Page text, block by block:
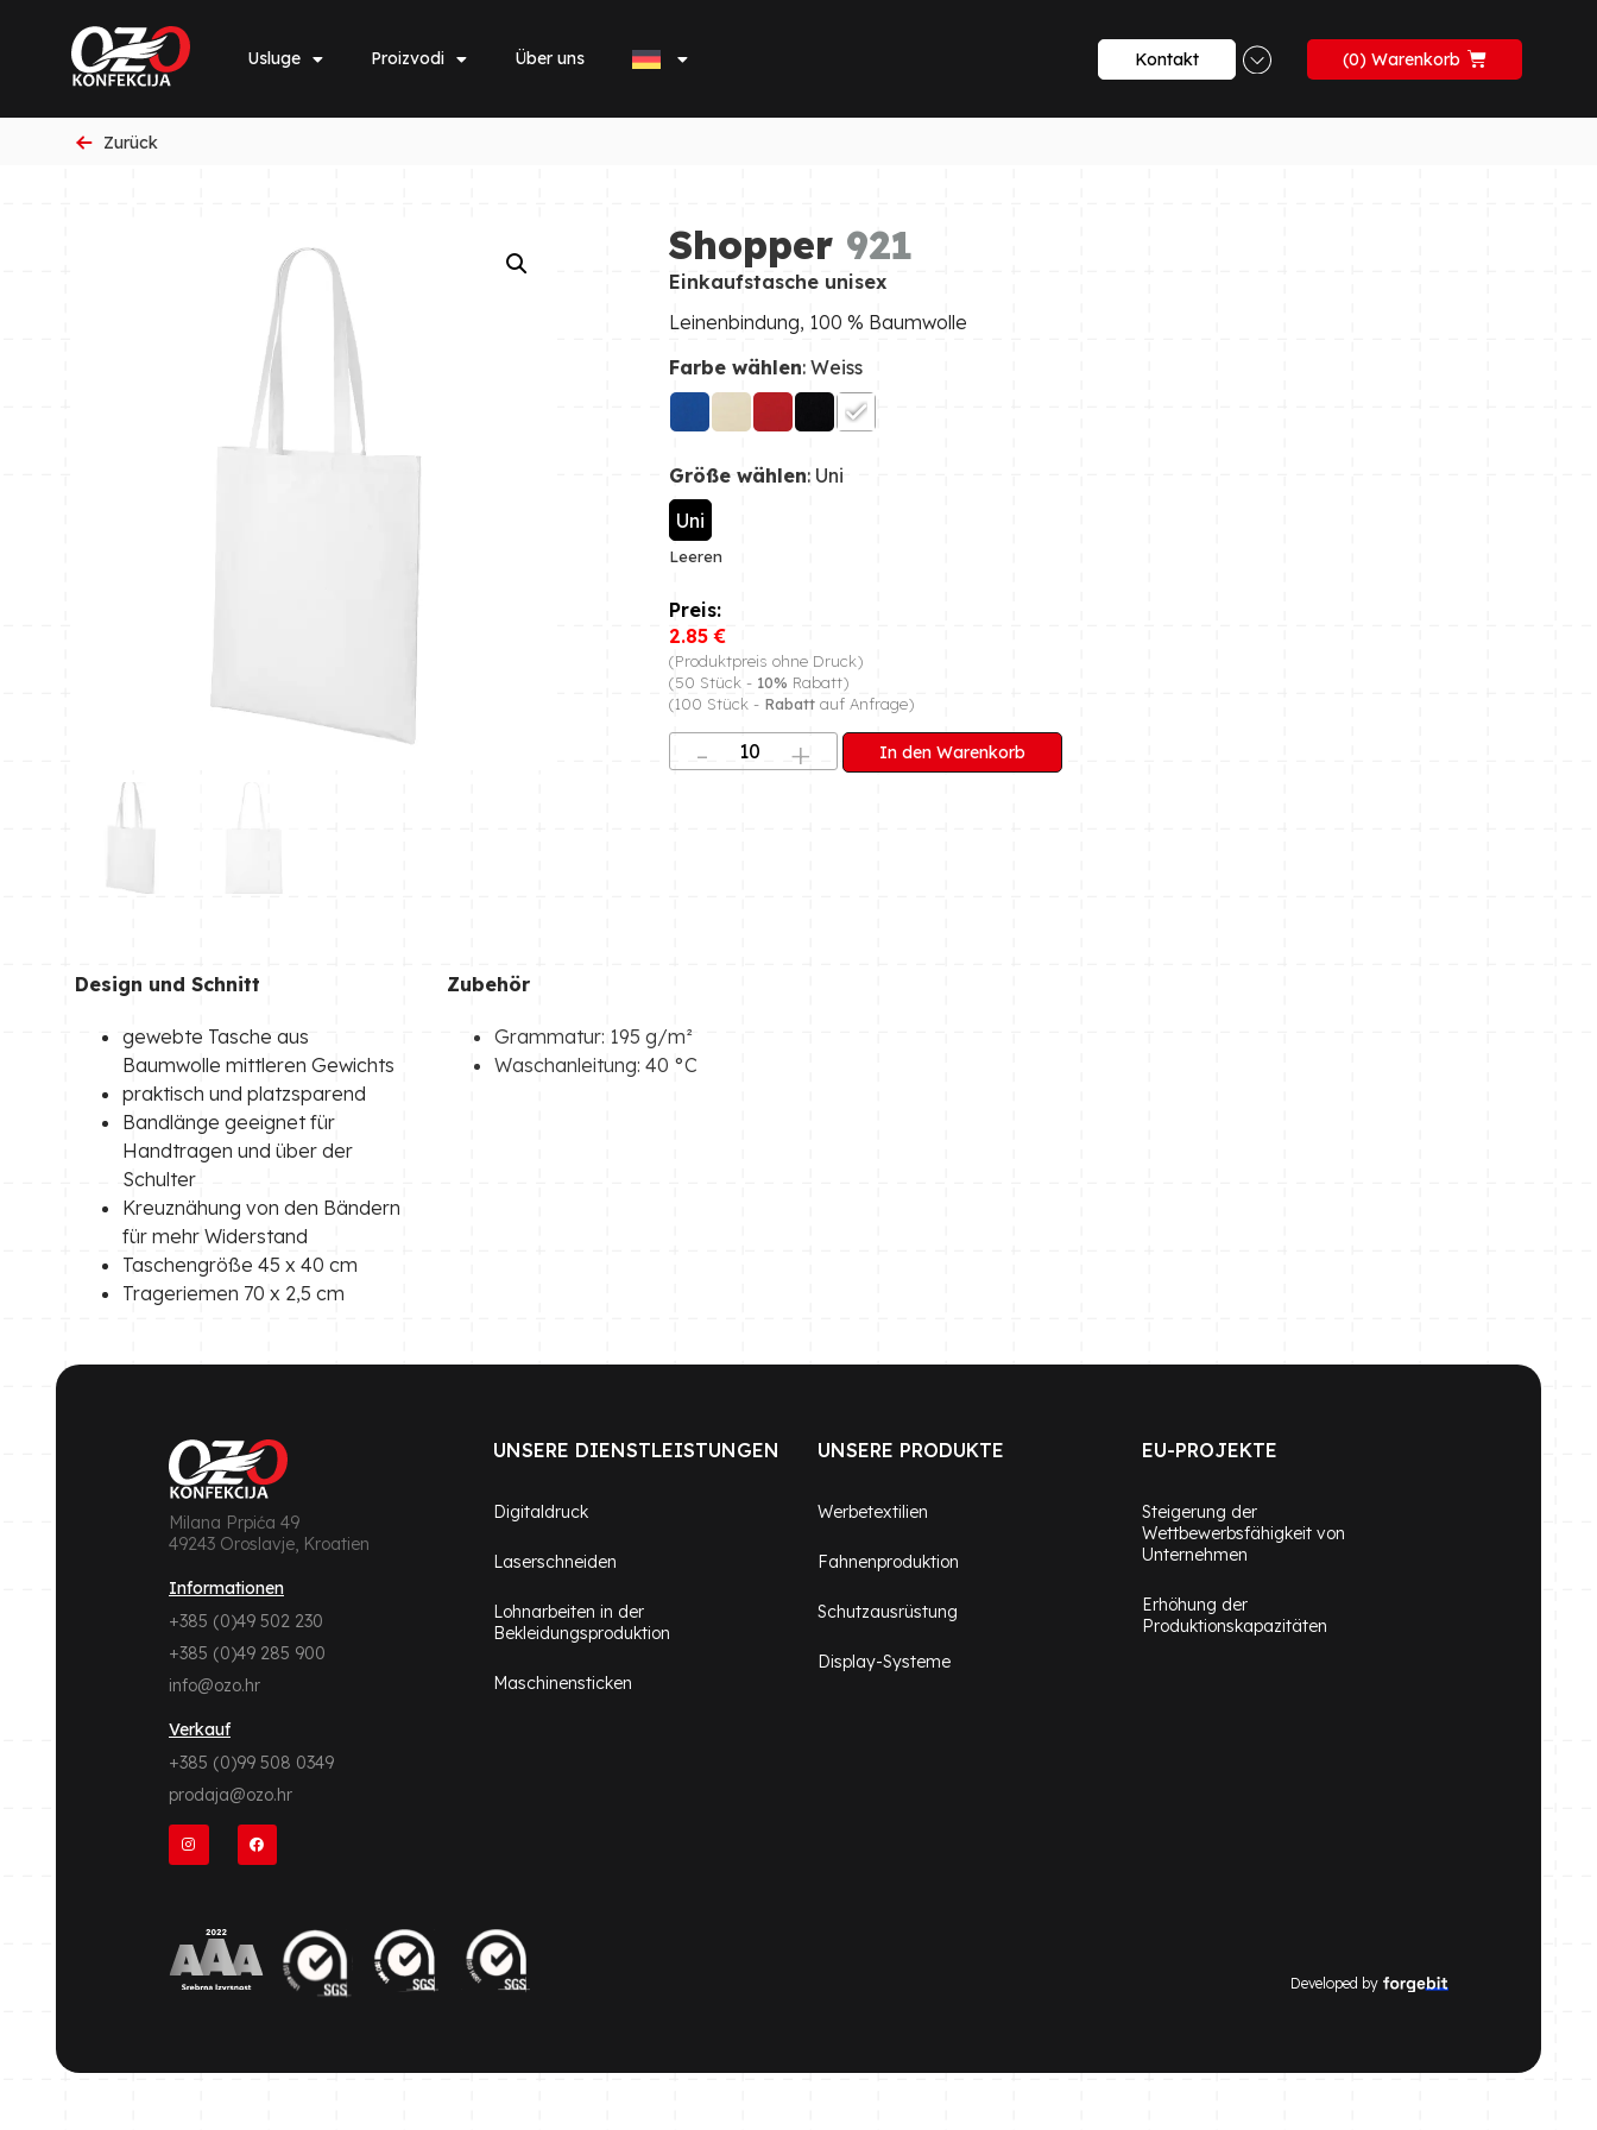
Usluge Proizvodi Über uns Kontakt 0
Zurück
Shopper 921
Einkaufstasche unisex
Leinenbindung, 100 % Baumwolle
Farbe wählen: Weiss
Größe wählen: Uni
Uni
Leeren
2.85€
(Produktpreis ohne Druck)
(50 Stück - 10% Rabatt)
(100 Stück - Rabatt auf Anfrage)
In den Warenkorb
Design und Schnitt
gewebte Tasche aus
Baumwolle mittleren Gewichts
praktisch und platzsparend
Bandlänge geeignet für
Handtragen und über der
Schulter
Kreuznähung von den Bändern
für mehr Widerstand
Taschengröße 45 x 40 cm
Trageriemen 70 x 2,5 cm
Zubehör
Grammatur: 195 g/m²
Waschanleitung: 40 °C
Milana Prpića 49
49243 Oroslavje, Kroatien
Informationen
+385 (0)49 502 230
+385 (0)49 285 900
info@ozo.hr
Verkauf
+385 (0)99 508 0349
prodaja@ozo.hr
UNSERE DIENSTLEISTUNGEN
Digitaldruck
Laserschneiden
Lohnarbeiten in der
Bekleidungsproduktion
Maschinensticken
UNSERE PRODUKTE
Werbetextilien
Fahnenproduktion
Schutzausrüstung
Display-Systeme
EU-PROJEKTE
Steigerung der
Wettbewerbsfähigkeit von
Unternehmen
Erhöhung der
Produktionskapazitäten
Developed by